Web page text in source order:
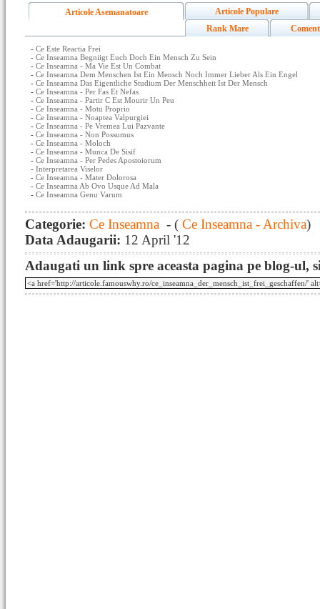
Articole Asemanatoare
Articole Populare
Rank Mare
- Ce Este Reactia Frei
- Ce Inseamna Begniigt Euch Doch Ein Mensch Zu Sein
- Ce Inseamna - Ma Vie Est Un Combat
- Ce Inseamna Dem Menschen Ist Ein Mensch Noch Immer Lieber Als Ein Engel
- Ce Inseamna Das Eigentliche Studium Der Menschheit Ist Der Mensch
- Ce Inseamna - Per Fas Et Nefas
- Ce Inseamna - Partir C Est Mourir Un Peu
- Ce Inseamna - Motu Proprio
- Ce Inseamna - Noaptea Valpurgiei
- Ce Inseamna - Pe Vremea Lui Pazvante
- Ce Inseamna - Non Possumus
- Ce Inseamna - Moloch
- Ce Inseamna - Munca De Sisif
- Ce Inseamna - Per Pedes Apostoiorum
- Interpretarea Viselor
- Ce Inseamna - Mater Dolorosa
- Ce Inseamna Ab Ovo Usque Ad Mala
- Ce Inseamna Genu Varum
Categorie: Ce Inseamna - ( Ce Inseamna - Archiva)
Data Adaugarii: 12 April '12
Adaugati un link spre aceasta pagina pe blog-ul,